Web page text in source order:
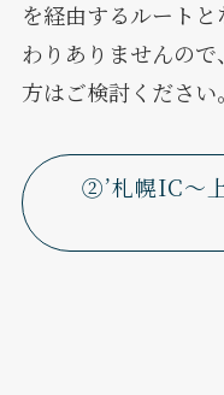
を経由するルート
わりありませんの
方はご検討ください。
②’札幌IC～